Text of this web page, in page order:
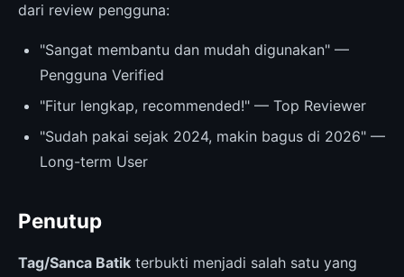
dari review pengguna:
"Sangat membantu dan mudah digunakan" —
Pengguna Verified
"Fitur lengkap, recommended!" — Top Reviewer
"Sudah pakai sejak 2024, makin bagus di 2026" —
Long-term User
Penutup
Tag/Sanca Batik terbukti menjadi salah satu yang